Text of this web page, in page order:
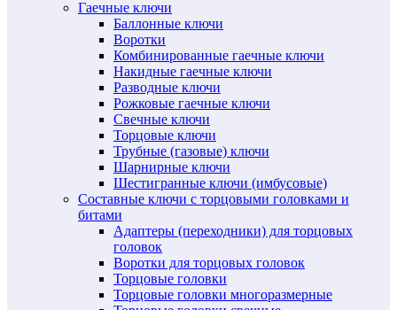
Гаечные ключи
Баллонные ключи
Воротки
Комбинированные гаечные ключи
Накидные гаечные ключи
Разводные ключи
Рожковые гаечные ключи
Свечные ключи
Торцовые ключи
Трубные (газовые) ключи
Шарнирные ключи
Шестигранные ключи (имбусовые)
Составные ключи с торцовыми головками и
битами
Адаптеры (переходники) для торцовых
головок
Воротки для торцовых головок
Торцовые головки
Торцовые головки многоразмерные